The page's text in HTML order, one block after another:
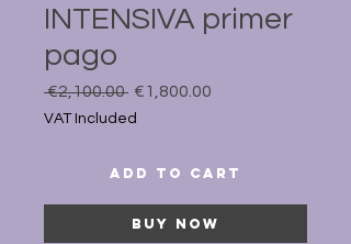
INTENSIVA primer
pago
€2,100.00 Regular
€1,800.00
VAT Included
Add to Cart
Buy Now